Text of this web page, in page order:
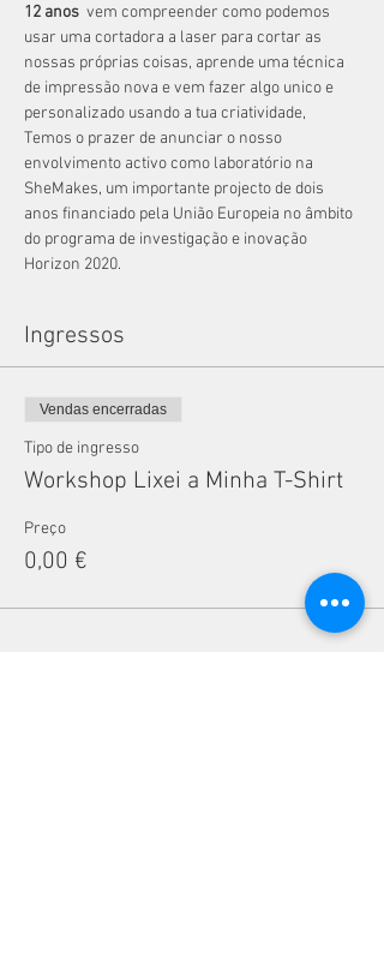
12 anos vem compreender como podemos
usar uma cortadora a laser para cortar as
nossas próprias coisas, aprende uma técnica
de impressão nova e vem fazer algo unico e
personalizado usando a tua criatividade,
Temos o prazer de anunciar o nosso
envolvimento activo como laboratório na
SheMakes, um importante projecto de dois
anos financiado pela União Europeia no âmbito
do programa de investigação e inovação
Horizon 2020.
Ingressos
Vendas encerradas
Tipo de ingresso
Workshop Lixei a Minha T-Shirt
Preço
0,00 €